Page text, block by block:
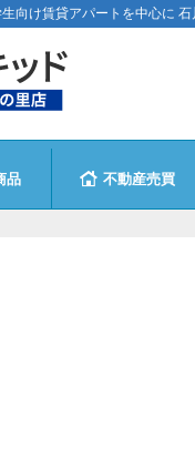
向け賃貸アパートを中心に
品 不動産売買